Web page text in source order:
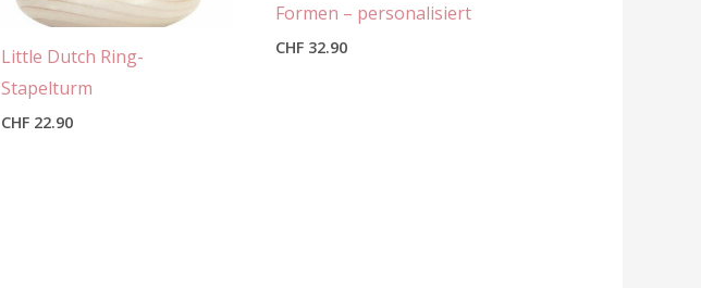
Little Dutch Ring-
Stapelturm
CHF 22.90
Formen – personalisiert
CHF32.90